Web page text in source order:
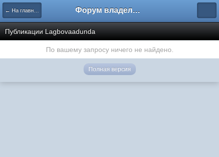
← На главную Форум владельцев интернет-магазинов
Публикации Lagbovaadunda
По вашему запросу ничего не найдено.
Полная версия